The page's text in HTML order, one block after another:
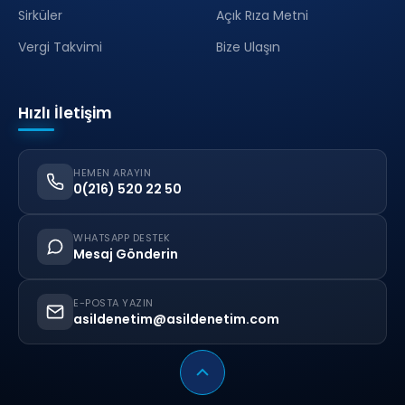
Sirküler
Vergi Takvimi
Açık Rıza Metni
Bize Ulaşın
Hızlı İletişim
HEMEN ARAYIN
0(216) 520 22 50
WHATSAPP DESTEK
Mesaj Gönderin
E-POSTA YAZIN
asildenetim@asildenetim.com